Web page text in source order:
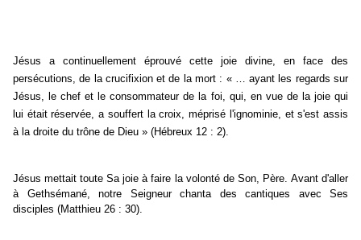
Jésus a continuellement éprouvé cette joie divine, en face des
persécutions, de la crucifixion et de la mort : « … ayant les regards sur
Jésus, le chef et le consommateur de la foi, qui, en vue de la joie qui
lui était réservée, a souffert la croix, méprisé l'ignominie, et s'est assis
à la droite du trône de Dieu » (Hébreux 12 : 2).
Jésus mettait toute Sa joie à faire la volonté de Son, Père. Avant d'aller
à Gethsémané, notre Seigneur chanta des cantiques avec Ses
disciples (Matthieu 26 : 30).